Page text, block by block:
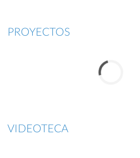
PROYECTOS
VIDEOTECA